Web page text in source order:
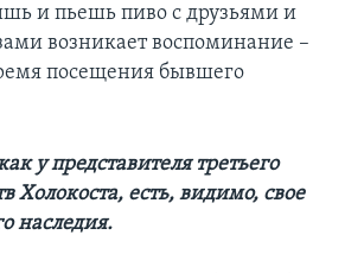
и пьешь пиво с друзьями и
возникает воспоминание –
посещения бывшего
у представителя третьего
Холокоста, есть, видимо, свое
наследия.